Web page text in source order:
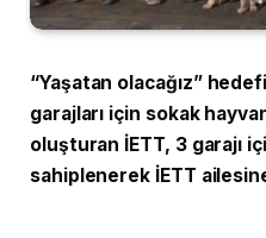
“Yaşatan olacağız”
garajları için sokak
oluşturan İETT, 3 garajı
sahiplenerek İETT